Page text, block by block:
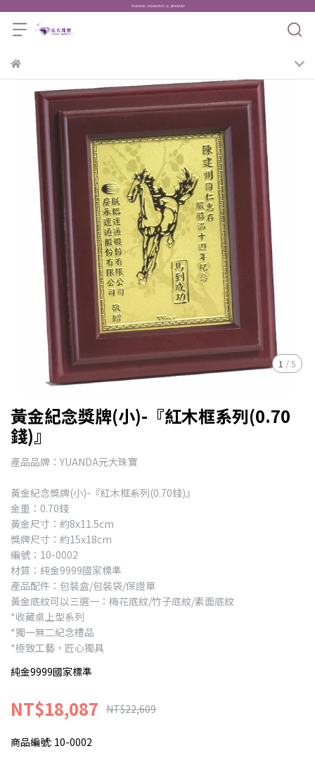
1 /5
黃金紀念獎牌(小)-『紅木框系列(0.70
錢)』
產品品牌：YUANDA元大珠寶
黃金紀念獎牌(小)-『紅木框系列(0.70錢)』
金重：0.70錢
黃金尺寸：約8x11.5cm
獎牌尺寸：約15x18cm
編號：10-0002
材質：純金9999國家標準
產品配件：包裝盒/包裝袋/保證單
黃金底紋可以三選一：梅花底紋/竹子底紋/素面底紋
*收藏桌上型系列
*獨一無二紀念禮品
*極致工藝，匠心獨具
純金9999國家標準
NT$18,087 NT$22,609
商品編號: 10-0002